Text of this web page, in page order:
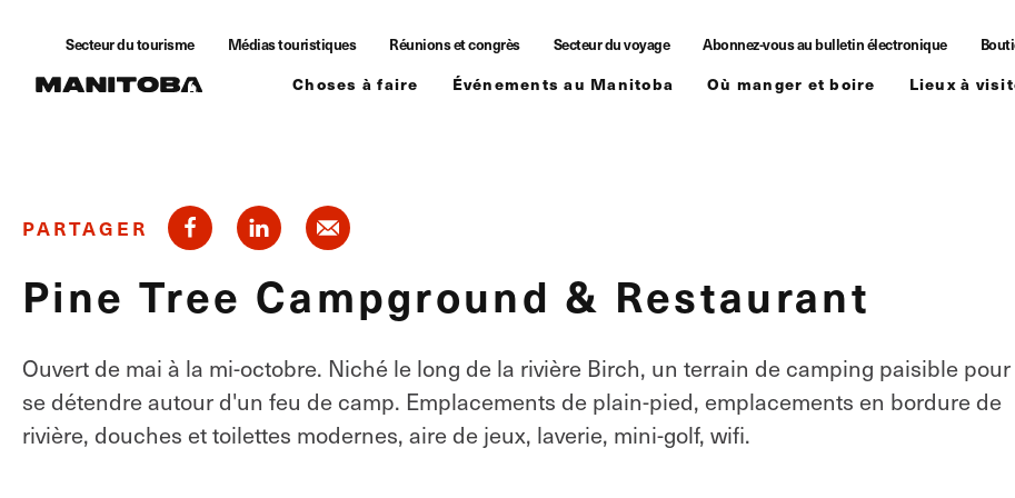
Secteur du tourisme Médias touristiques Réunions et congrès Secteur du voyage Abonnez-vous au bulletin électronique
Choses à faire Événements au Manitoba Où manger et boire Lieux à
PARTAGER
Pine Tree Campground & Restaurant
Ouvert de mai à la mi-octobre. Niché le long de la rivière Birch, un terrain de camping paisible pour
se détendre autour d'un feu de camp. Emplacements de plain-pied, emplacements en bordure de
rivière, douches et toilettes modernes, aire de jeux, laverie, mini-golf, wifi.